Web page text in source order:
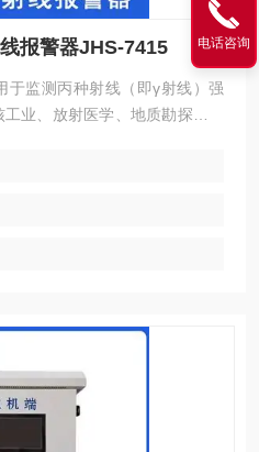
报警器JHS-7415
于监测丙种射线（即γ射线）强
业、放射医学、地质勘探、环
电话咨询